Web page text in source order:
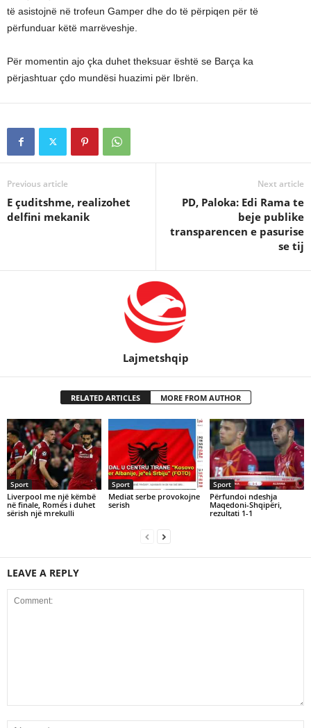
të asistojnë në trofeun Gamper dhe do të përpiqen për të
përfunduar këtë marrëveshje.
Për momentin ajo çka duhet theksuar është se Barça ka
përjashtuar çdo mundësi huazimi për Ibrën.
Previous article
E çuditshme, realizohet
delfini mekanik
Next article
PD, Paloka: Edi Rama te
beje publike
transparencen e pasurise
se tij
Lajmetshqip
RELATED ARTICLES MORE FROM AUTHOR
Sport
Liverpool me një këmbë
në finale, Romës i duhet
sërish një mrekulli
Sport
Mediat serbe provokojne
serish
Sport
Përfundoi ndeshja
Maqedoni-Shqipëri,
rezultati 1-1
LEAVE A REPLY